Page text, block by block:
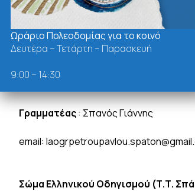
Λαογραφικός Πανηγυρικός
: Κανάκης Νικόλαος τηλ.
Γραμματέας: Σπανός Γιάννης
email:
Σώμα Ελληνικού Οδηγισμού (Τ.Τ.
Ωράριο Πολεοδομίας για το κοινό
Δευτέρα – Τετάρτη – Παρασκευή
9:00 – 14:30